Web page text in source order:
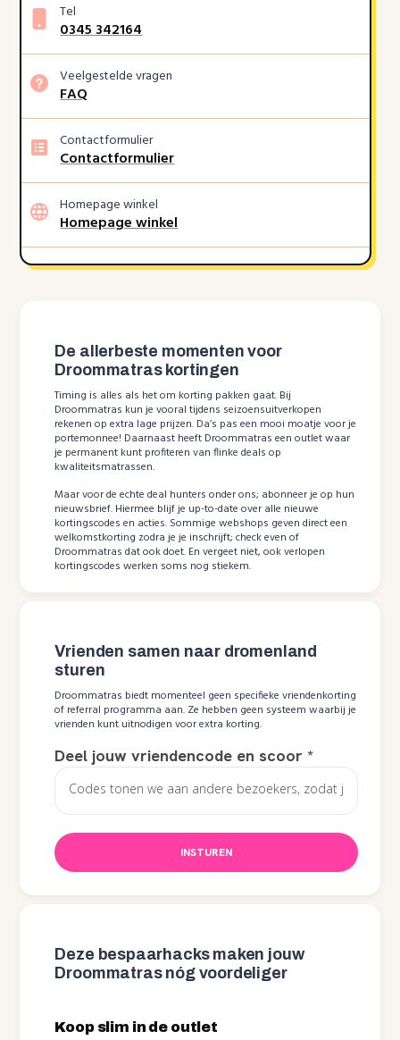
Tel
0345 342164
Veelgestelde vragen
FAQ
Contactformulier
Contactformulier
Homepage winkel
Homepage winkel
De allerbeste momenten voor
Droommatras kortingen
Timing is alles als het om korting pakken gaat. Bij
Droommatras kun je vooral tijdens seizoensuitverkopen
rekenen op extra lage prijzen. Da’s pas een mooi moatje voor je
portemonnee! Daarnaast heeft Droommatras een outlet waar
je permanent kunt profiteren van flinke deals op
kwaliteitsmatrassen.
Maar voor de echte deal hunters onder ons; abonneer je op hun
nieuwsbrief. Hiermee blijf je up-to-date over alle nieuwe
kortingscodes en acties. Sommige webshops geven direct een
welkomstkorting zodra je je inschrijft; check even of
Droommatras dat ook doet. En vergeet niet, ook verlopen
kortingscodes werken soms nog stiekem.
Vrienden samen naar dromenland
sturen
Droommatras biedt momenteel geen specifieke vriendenkorting
of referral programma aan. Ze hebben geen systeem waarbij je
vrienden kunt uitnodigen voor extra korting.
Deel jouw vriendencode en scoor*
INSTUREN
Deze bespaarhacks maken jouw
Droommatras nóg voordeliger
Koop slim in de outlet